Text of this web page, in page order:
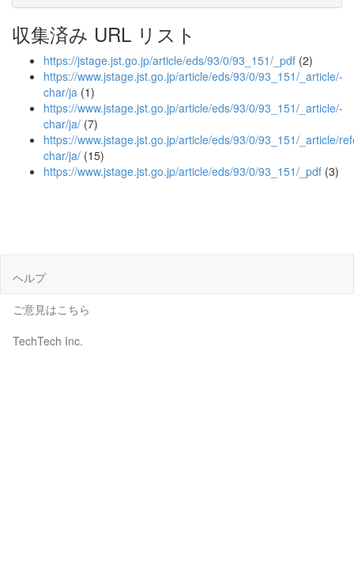
収集済み URL リスト
https://jstage.jst.go.jp/article/eds/93/0/93_151/_pdf (2)
https://www.jstage.jst.go.jp/article/eds/93/0/93_151/_article/-
char/ja (1)
https://www.jstage.jst.go.jp/article/eds/93/0/93_151/_article/-
char/ja/ (7)
https://www.jstage.jst.go.jp/article/eds/93/0/93_151/_article/
char/ja/ (15)
https://www.jstage.jst.go.jp/article/eds/93/0/93_151/_pdf (3)
ヘルプ
ご意見はこちら
TechTech Inc.